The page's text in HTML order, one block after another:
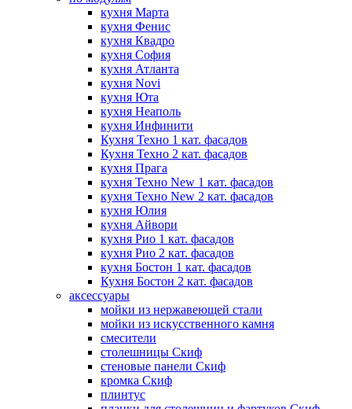
кухня Марта
кухня Фенис
кухня Квадро
кухня София
кухня Атланта
кухня Novi
кухня Юта
кухня Неаполь
кухня Инфинити
Кухня Техно 1 кат. фасадов
Кухня Техно 2 кат. фасадов
кухня Прага
кухня Техно New 1 кат. фасадов
кухня Техно New 2 кат. фасадов
кухня Юлия
кухня Айвори
кухня Рио 1 кат. фасадов
кухня Рио 2 кат. фасадов
кухня Бостон 1 кат. фасадов
Кухня Бостон 2 кат. фасадов
аксессуары
мойки из нержавеющей стали
мойки из искусственного камня
смесители
столешницы Скиф
стеновые панели Скиф
кромка Скиф
плинтус